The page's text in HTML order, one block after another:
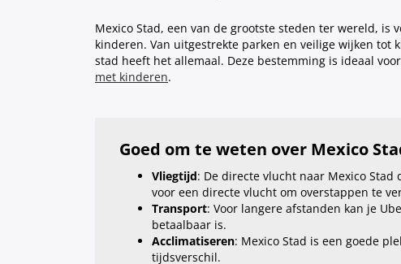
Mexico Stad, een van de grootste steden ter wereld, is
kinderen. Van uitgestrekte parken en veilige wijken tot
stad heeft het allemaal. Deze bestemming is ideaal
met kinderen.
Goed om te weten over Mexico
Vliegtijd: De directe vlucht naar Mexico
voor een directe vlucht om overstappen te
Transport: Voor langere afstanden kan je
betaalbaar is.
Acclimatiseren: Mexico Stad is een goede
tijdsverschil.